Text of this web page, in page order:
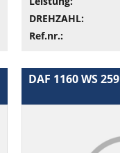
DREHZAHL:
Ref.nr.:
DAF 1160 WS 259